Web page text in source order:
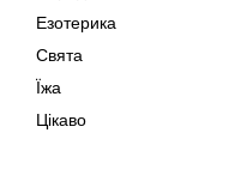
Езотерика
Свята
Їжа
Цікаво